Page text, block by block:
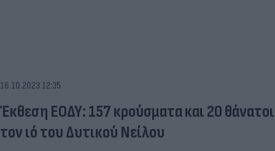
16.10.2023 12:35
Έκθεση ΕΟΔΥ: 157 κρούσματα και 20
τον ιό του Δυτικού Νείλου